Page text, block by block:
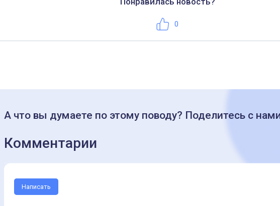
Нравится
0
А что вы думаете по этому поводу? Поделитесь с
Комментарии
Написать